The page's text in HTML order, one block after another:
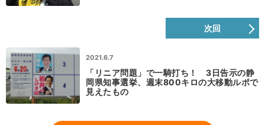
次回
2021.6.7
「リニア問題」で一騎打ち！ 3日告示の静
岡県知事選挙、週末800キロの大移動ルポで
見えたもの